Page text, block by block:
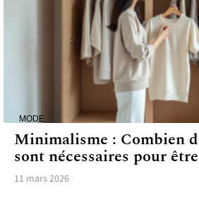
MODE
Minimalisme : Combien
sont nécessaires pour
11 mars 2026